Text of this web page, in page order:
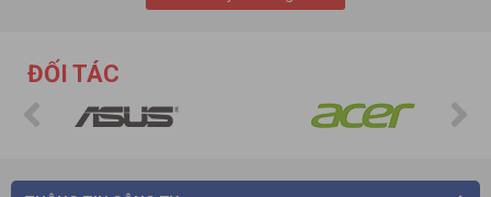
Dưới đây là một số các đặc điểm của máy huỷ thương hiệu
ĐỐI TÁC